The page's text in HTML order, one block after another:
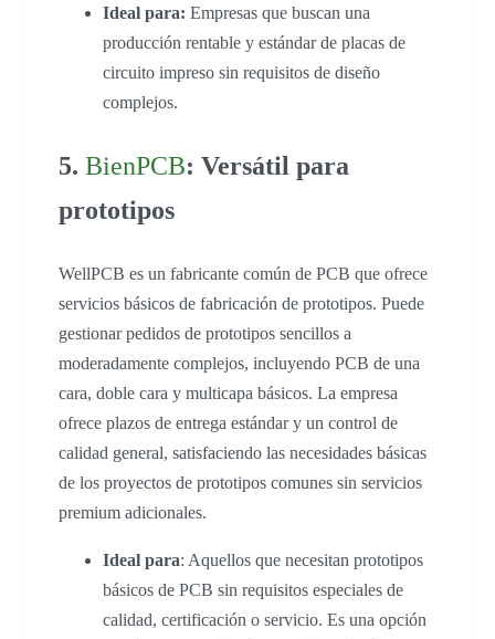
Ideal para: Empresas que buscan una
producción rentable y estándar de placas de
circuito impreso sin requisitos de diseño
complejos.
5. BienPCB: Versátil para
prototipos
WellPCB es un fabricante común de PCB que ofrece
servicios básicos de fabricación de prototipos. Puede
gestionar pedidos de prototipos sencillos a
moderadamente complejos, incluyendo PCB de una
cara, doble cara y multicapa básicos. La empresa
ofrece plazos de entrega estándar y un control de
calidad general, satisfaciendo las necesidades básicas
de los proyectos de prototipos comunes sin servicios
premium adicionales.
Ideal para: Aquellos que necesitan prototipos
básicos de PCB sin requisitos especiales de
calidad, certificación o servicio. Es una opción